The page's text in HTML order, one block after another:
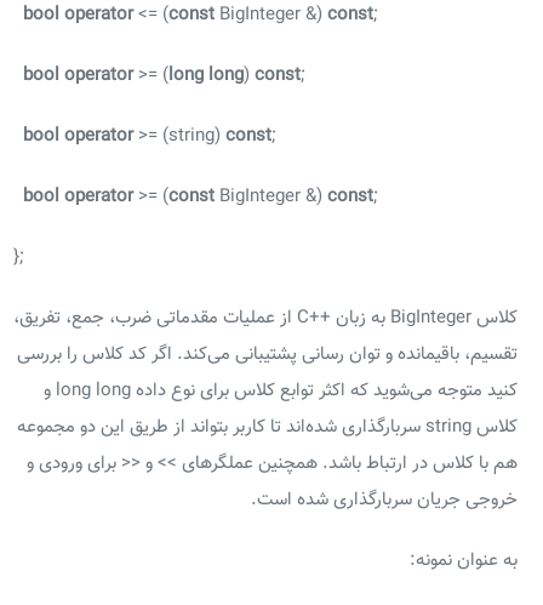
booloperator<= (constBigInteger &)const
booloperator>= (longlong)const
booloperator>= (string)const
booloperator>= (constBigInteger &)const
کلاس BigInteger به زبان ++C از عملیات مقدماتی ضرب، جمع، تفریق،
تقسیم، باقیمانده و توان رسانی پشتیبانی می‌کند. اگر کد کلاس را بررسی
کنید متوجه می‌شوید که اکثر توابع کلاس برای نوع داده long long و
کلاس string سربارگذاری شده‌اند تا کاربر بتواند از طریق این دو مجموعه
هم با کلاس در ارتباط باشد. همچنین عملگرهای >> و << برای ورودی و
خروجی جریان سربارگذاری شده است.
به عنوان نمونه: